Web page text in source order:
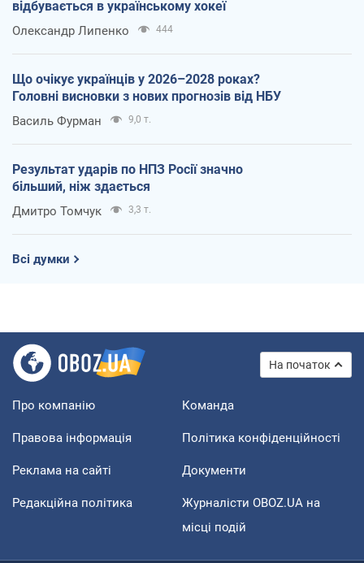
відбувається в українському хокеї
Олександр Липенко 444
Що очікує українців у 2026–2028 роках?
Головні висновки з нових прогнозів від НБУ
Василь Фурман 9,0 т.
Результат ударів по НПЗ Росії значно
більший, ніж здається
Дмитро Томчук 3,3 т.
Всі думки
На початок
Про компанію Команда
Правова інформація Політика конфіденційності
Реклама на сайті Документи
Редакційна політика
Журналісти OBOZ.UA на
місці подій